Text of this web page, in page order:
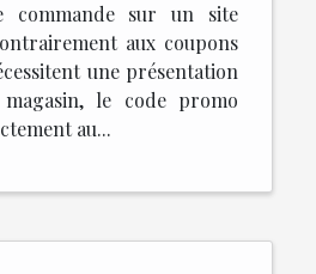
commande sur un site
aux coupons
une présentation
le code promo
au...